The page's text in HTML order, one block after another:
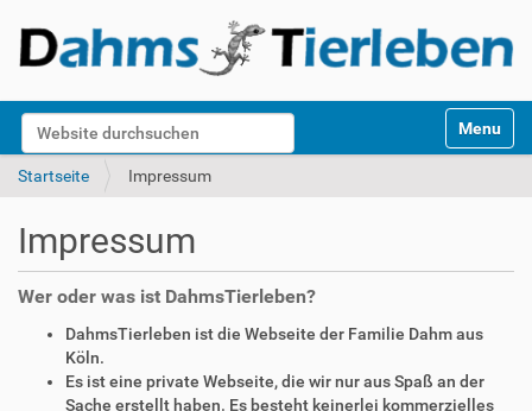
Website durchsuchen
k
Toggle
Startseite Impressum
Impressum
Wer oder was ist DahmsTierleben?
DahmsTierleben ist die Webseite der Familie Dahm aus
Köln.
Es ist eine private Webseite, die wir nur aus Spaß an der
Sache erstellt haben. Es besteht keinerlei kommerzielles